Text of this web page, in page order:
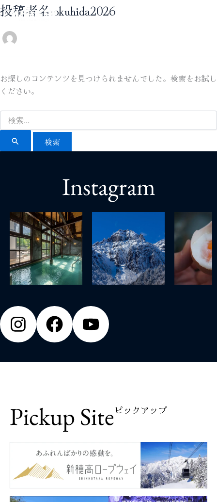
内
容
を
ス
キ
プ
投稿者名:okuhida2026
お探しのコンテンツを見つけられませんでした。検索をお試し
ください。
検
索
象:
Instagram
Pickup Siteピックアップ
コラム